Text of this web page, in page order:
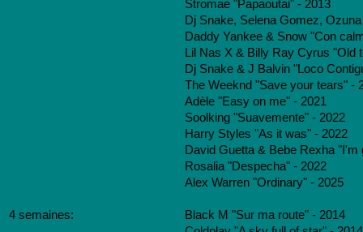
Stromae "Papaoutai" - 2013
Dj Snake, Selena Gomez,
Daddy Yankee & Snow "Con
Lil Nas X & Billy Ray Cyrus "Old
Dj Snake & J Balvin "Loco
The Weeknd "Save your tears" -
Adèle "Easy on me" - 2021
Soolking "Suavemente" - 2022
Harry Styles "As it was" - 2022
David Guetta & Bebe Rexha "I'm
Rosalia "Despecha" - 2022
Alex Warren "Ordinary" - 2025
4 semaines:
Black M "Sur ma route" - 2014